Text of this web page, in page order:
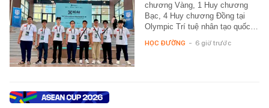
chương Vàng, 1 Huy chương
Bạc, 4 Huy chương Đồng tại
Olympic Trí tuệ nhân tạo quốc…
HỌC ĐƯỜNG - 6 giờ trước